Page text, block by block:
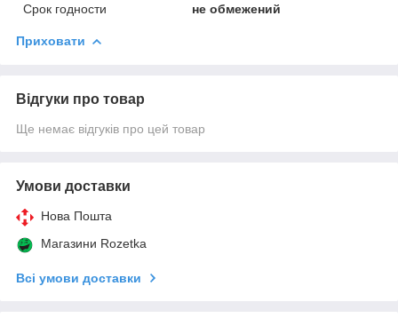
Срок годности
не обмежений
Приховати
Відгуки про товар
Ще немає відгуків про цей товар
Умови доставки
Нова Пошта
Магазини Rozetka
Всі умови доставки